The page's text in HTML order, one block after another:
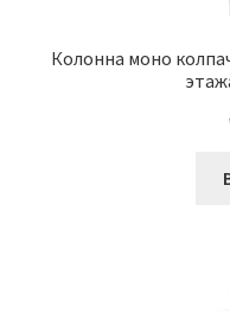
Колонна моно